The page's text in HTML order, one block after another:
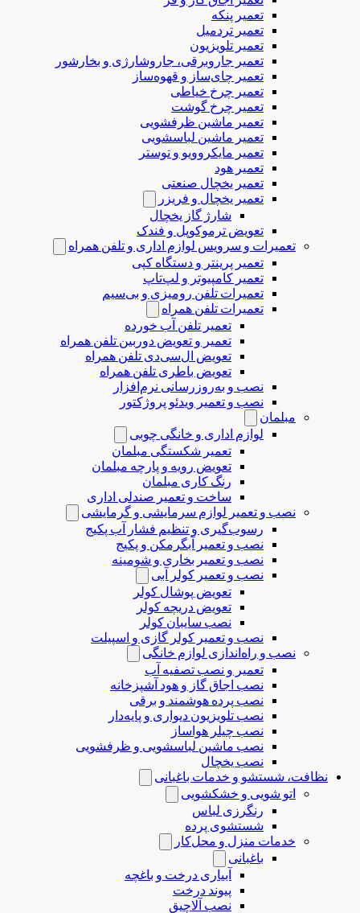
تعمیر پنکه
تعمیر تردمیل
تعمیر تلویزیون
تعمیر جاروبرقی، جاروشارژی و بخارشور
تعمیر چای‌ساز و قهوه‌ساز
تعمیر چرخ خیاطی
تعمیر چرخ گوشت
تعمیر ماشین ظرفشویی
تعمیر ماشین لباسشویی
تعمیر مایکروویو و توستر
تعمیر هود
تعمیر یخچال صنعتی
تعمیر یخچال و فریزر
شارژ گاز یخچال
تعویض ترموکوپل و فندک
تعمیرات و سرویس لوازم اداری و تلفن همراه
تعمیر پرینتر و دستگاه کپی
تعمیر کامپیوتر و لپ‌تاپ
تعمیرات تلفن رومیزی و بی‌سیم
تعمیرات تلفن همراه
تعمیر تلفن آب خورده
تعمیر و تعویض دوربین تلفن همراه
تعویض ال‌سی‌دی تلفن همراه
تعویض باطری تلفن همراه
نصب و به‌روزرسانی نرم‌افزار
نصب و تعمیر ویدئو پروژکتور
مبلمان
لوازم اداری و خانگی چوبی
تعمیر شکستگی مبلمان
تعویض رویه و پارچه مبلمان
رنگ کاری مبلمان
ساخت و تعمیر صندلی اداری
نصب و تعمیر لوازم سرمایشی و گرمایشی
رسوب‌گیری و تنظیم فشار آب پکیج
نصب و تعمیر آبگرمکن و پکیج
نصب و تعمیر بخاری و شومینه
نصب و تعمیر کولر آبی
تعویض پوشال کولر
تعویض دریچه کولر
نصب سایبان کولر
نصب و تعمیر کولر گازی و اسپیلت
نصب و راه‌اندازی لوازم خانگی
تعمیر و نصب تصفیه آب
نصب اجاق گاز و هود آشپزخانه
نصب پرده هوشمند و برقی
نصب تلویزیون دیواری و پایه‌دار
نصب چیلر هواساز
نصب ماشین لباسشویی و ظرفشویی
نصب یخچال
نظافت، شستشو و خدمات باغبانی
اتو شویی و خشکشویی
رنگرزی لباس
شستشوی پرده
خدمات منزل و محل‌کار
باغبانی
آبیاری درخت و باغچه
پیوند درخت
نصب آلاچیق